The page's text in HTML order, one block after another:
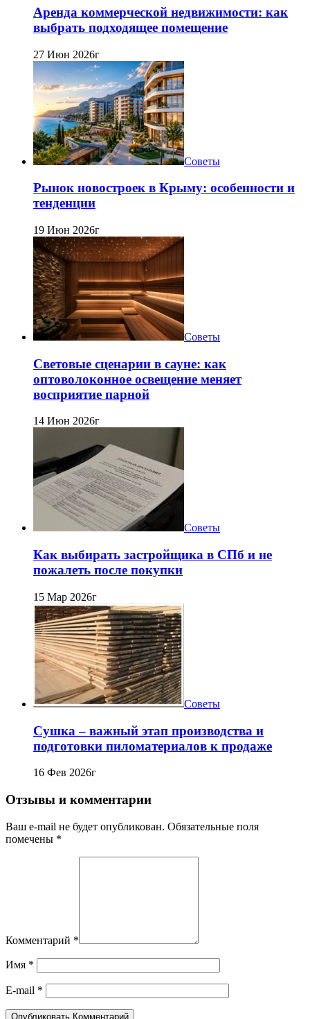
Аренда коммерческой недвижимости: как
выбрать подходящее помещение
27 Июн 2026г
Советы
Рынок новостроек в Крыму: особенности и
тенденции
19 Июн 2026г
Советы
Световые сценарии в сауне: как
оптоволоконное освещение меняет
восприятие парной
14 Июн 2026г
Советы
Как выбирать застройщика в СПб и не
пожалеть после покупки
15 Мар 2026г
Советы
Сушка – важный этап производства и
подготовки пиломатериалов к продаже
16 Фев 2026г
Отзывы и комментарии
Ваш e-mail не будет опубликован. Обязательные поля
помечены *
Комментарий *
Имя *
E-mail *